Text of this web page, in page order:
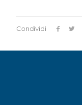
Condividi